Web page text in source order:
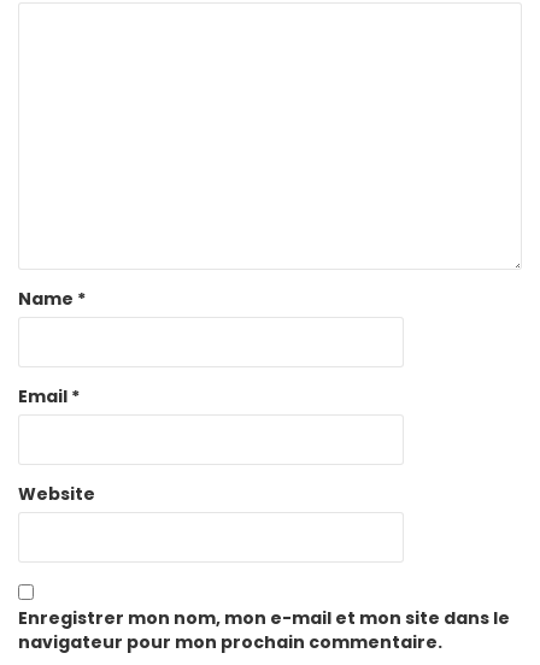
Name *
Email *
Website
Enregistrer mon nom, mon e-mail et mon site dans le
navigateur pour mon prochain commentaire.